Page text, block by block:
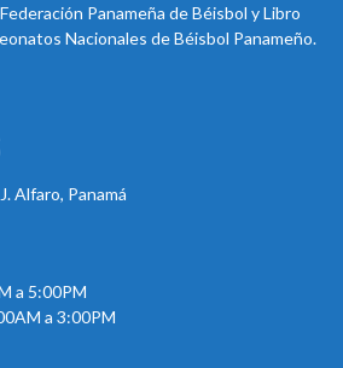
Panameña de Béisbol y Libro
Nacionales de Béisbol Panameño.
Alfaro, Panamá
a 5:00PM
a 3:00PM